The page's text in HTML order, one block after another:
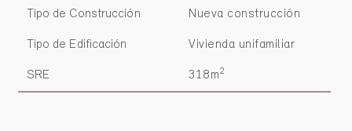
Tipo de Construcción Nueva construcción
Tipo de Edificación Vivienda unifamiliar
SRE 318m2